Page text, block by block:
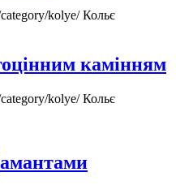
kolye/Кольє
камінням
kolye/Кольє